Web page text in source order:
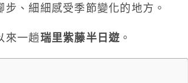
、細細感受季節變化的地方。
來一趟瑞里紫藤半日遊 。